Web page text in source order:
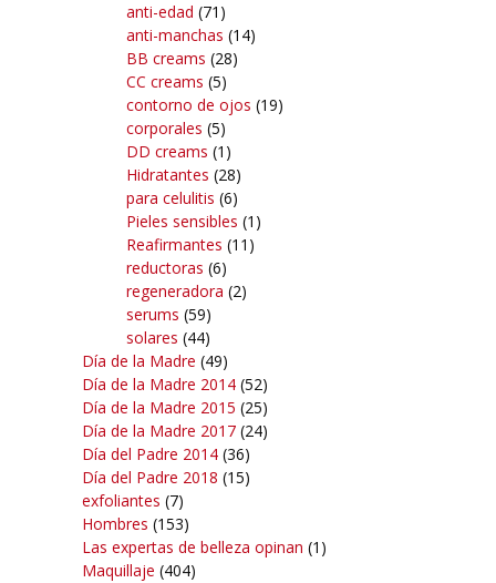
anti-edad (71)
anti-manchas (14)
BB creams (28)
CC creams (5)
contorno de ojos (19)
corporales (5)
DD creams (1)
Hidratantes (28)
para celulitis (6)
Pieles sensibles (1)
Reafirmantes (11)
reductoras (6)
regeneradora (2)
serums (59)
solares (44)
Día de la Madre (49)
Día de la Madre 2014 (52)
Día de la Madre 2015 (25)
Día de la Madre 2017 (24)
Día del Padre 2014 (36)
Día del Padre 2018 (15)
exfoliantes (7)
Hombres (153)
Las expertas de belleza opinan (1)
Maquillaje (404)